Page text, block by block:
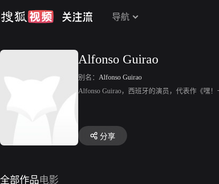
导航
Alfonso Guirao
别名： Alfonso Guirao
Alfonso Guirao，西班牙的演员，代表作《嘿
分享
全部作品电影